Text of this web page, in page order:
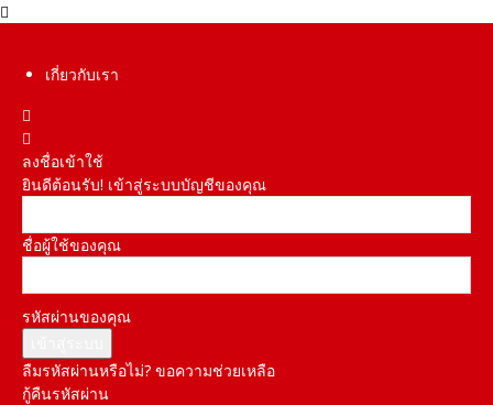
เกี่ยวกับเรา
ลงชื่อเข้าใช้
ยินดีต้อนรับ! เข้าสู่ระบบบัญชีของคุณ
ชื่อผู้ใช้ของคุณ
รหัสผ่านของคุณ
ลืมรหัสผ่านหรือไม่? ขอความช่วยเหลือ
กู้คืนรหัสผ่าน